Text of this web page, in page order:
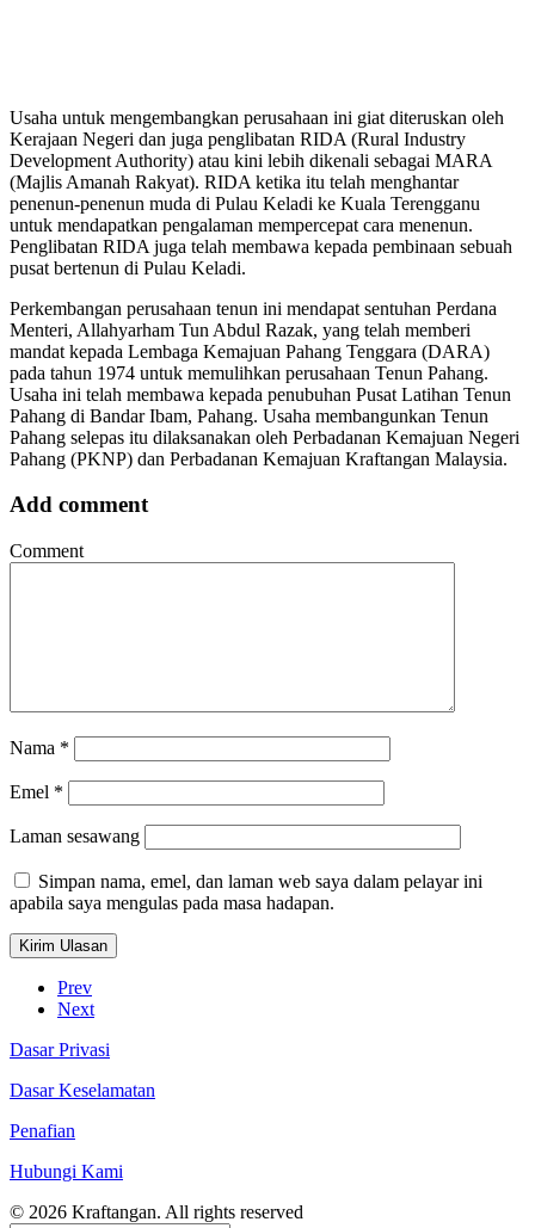
Usaha untuk mengembangkan perusahaan ini giat diteruskan oleh
Kerajaan Negeri dan juga penglibatan RIDA (Rural Industry
Development Authority) atau kini lebih dikenali sebagai MARA
(Majlis Amanah Rakyat). RIDA ketika itu telah menghantar
penenun-penenun muda di Pulau Keladi ke Kuala Terengganu
untuk mendapatkan pengalaman mempercepat cara menenun.
Penglibatan RIDA juga telah membawa kepada pembinaan sebuah
pusat bertenun di Pulau Keladi.
Perkembangan perusahaan tenun ini mendapat sentuhan Perdana
Menteri, Allahyarham Tun Abdul Razak, yang telah memberi
mandat kepada Lembaga Kemajuan Pahang Tenggara (DARA)
pada tahun 1974 untuk memulihkan perusahaan Tenun Pahang.
Usaha ini telah membawa kepada penubuhan Pusat Latihan Tenun
Pahang di Bandar Ibam, Pahang. Usaha membangunkan Tenun
Pahang selepas itu dilaksanakan oleh Perbadanan Kemajuan Negeri
Pahang (PKNP) dan Perbadanan Kemajuan Kraftangan Malaysia.
Add comment
Comment
Nama *
Emel *
Laman sesawang
Simpan nama, emel, dan laman web saya dalam pelayar ini
apabila saya mengulas pada masa hadapan.
Prev
Next
Dasar Privasi
Dasar Keselamatan
Penafian
Hubungi Kami
© 2026 Kraftangan. All rights reserved